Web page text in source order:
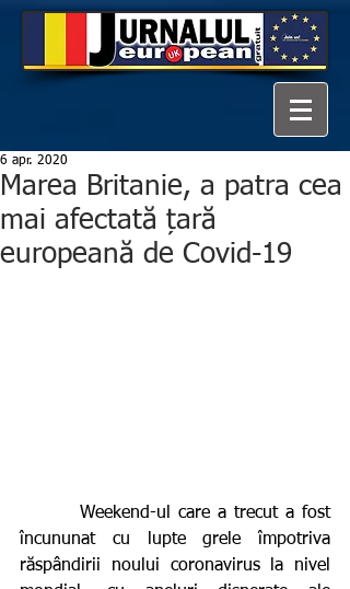
Marea Britanie, a patra cea
mai afectată țară
europeană de Covid-19
6 apr. 2020
        Weekend-ul care a trecut a fost
încununat cu lupte grele împotriva
răspândirii noului coronavirus la nivel